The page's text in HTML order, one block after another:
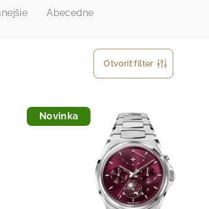
Abecedne
Otvoriť filter
Novinka